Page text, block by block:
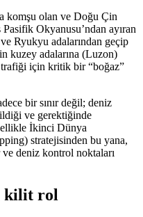
komşu olan ve Doğu Çin
Okyanusu’ndan ayıran
Ryukyu adalarından geçip
kuzey adalarına (Luzon)
için kritik bir “boğaz”
bir sınır değil; deniz
ve gerektiğinde
İkinci Dünya
stratejisinden bu yana,
deniz kontrol noktaları
kilit rol